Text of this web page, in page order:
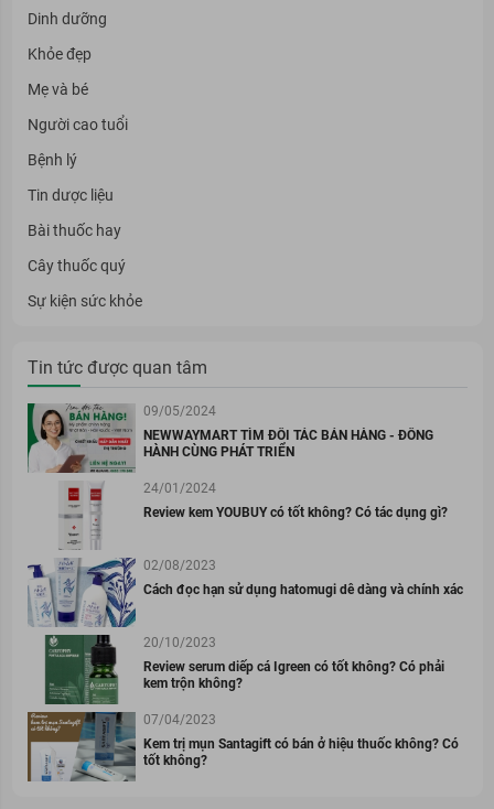
Dinh dưỡng
Khỏe đẹp
Mẹ và bé
Người cao tuổi
Bệnh lý
Tin dược liệu
Bài thuốc hay
Cây thuốc quý
Sự kiện sức khỏe
Tin tức được quan tâm
09/05/2024
NEWWAYMART TÌM ĐỐI TÁC BÁN HÀNG - ĐỒNG
HÀNH CÙNG PHÁT TRIỂN
24/01/2024
Review kem YOUBUY có tốt không? Có tác dụng gì?
02/08/2023
Cách đọc hạn sử dụng hatomugi dễ dàng và chính xác
20/10/2023
Review serum diếp cá Igreen có tốt không? Có phải
kem trộn không?
07/04/2023
Kem trị mụn Santagift có bán ở hiệu thuốc không? Có
tốt không?